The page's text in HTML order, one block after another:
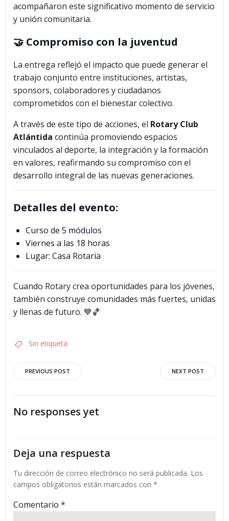
acompañaron este significativo momento de servicio
y unión comunitaria.
🤝 Compromiso con la juventud
La entrega reflejó el impacto que puede generar el
trabajo conjunto entre instituciones, artistas,
sponsors, colaboradores y ciudadanos
comprometidos con el bienestar colectivo.
A través de este tipo de acciones, el Rotary Club
Atlántida continúa promoviendo espacios
vinculados al deporte, la integración y la formación
en valores, reafirmando su compromiso con el
desarrollo integral de las nuevas generaciones.
Detalles del evento:
Curso de 5 módulos
Viernes a las 18 horas
Lugar: Casa Rotaria
Cuando Rotary crea oportunidades para los jóvenes,
también construye comunidades más fuertes, unidas
y llenas de futuro. 💙🏀
Sin etiqueta
Navegación
por
las
entradas
PREVIOUS POST
Navegación
por
NEXT POST
No responses yet
Deja una respuesta
Tu dirección de correo electrónico no será publicada. Los
campos obligatorios están marcados con *
Comentario *